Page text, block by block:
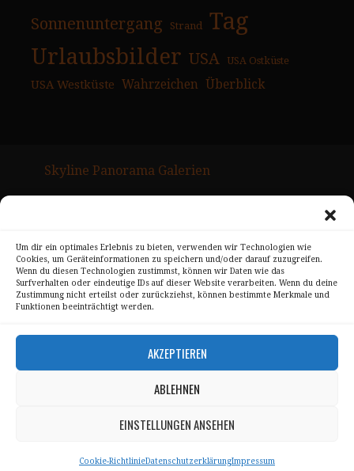
Um dir ein optimales Erlebnis zu bieten, verwenden wir Technologien wie
Cookies, um Geräteinformationen zu speichern und/oder darauf zuzugreifen.
Wenn du diesen Technologien zustimmst, können wir Daten wie das
Surfverhalten oder eindeutige IDs auf dieser Website verarbeiten. Wenn du deine
Zustimmung nicht erteilst oder zurückziehst, können bestimmte Merkmale und
Funktionen beeinträchtigt werden.
AKZEPTIEREN
ABLEHNEN
EINSTELLUNGEN ANSEHEN
Cookie-RichtlinieDatenschutzerklärungImpressum
Sonnenuntergang Strand Tag
Urlaubsbilder USA USA Ostküste
USA Westküste Wahrzeichen Überblick
Skyline Panorama Galerien
Kontakt
Alle Bilder unterliegen dem Urheberrecht von
Sebastian Trandafir
All pictures © 2008 – 2026 by